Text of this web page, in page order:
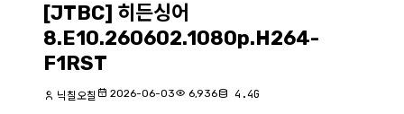
[JTBC] 히든싱어
8.E10.260602.1080p.H264-
F1RST
닉칠오칠 2026-06-03 6,936 4.4G